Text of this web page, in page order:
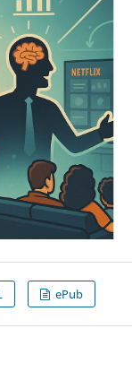
ePub